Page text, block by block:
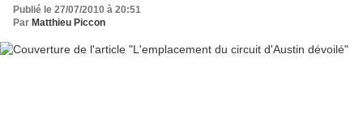
Publié le 27/07/2010 à 20:51
Par Matthieu Piccon